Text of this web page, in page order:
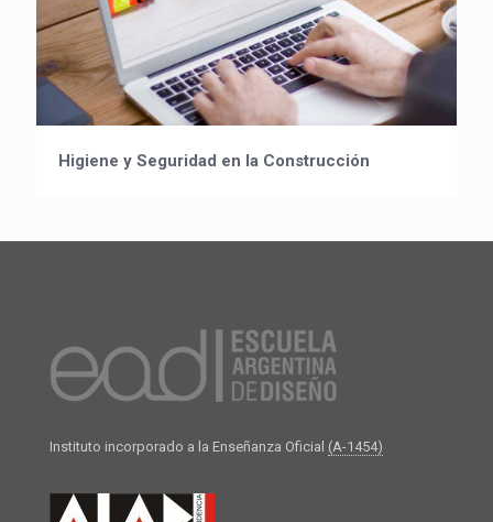
Higiene y Seguridad en la Construcción
Instituto incorporado a la Enseñanza Oficial (A-1454)